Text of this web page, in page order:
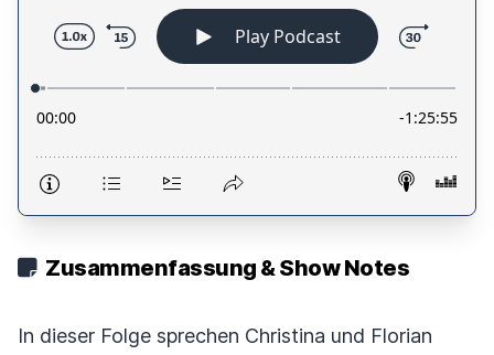
Zusammenfassung & Show Notes
In dieser Folge sprechen Christina und Florian